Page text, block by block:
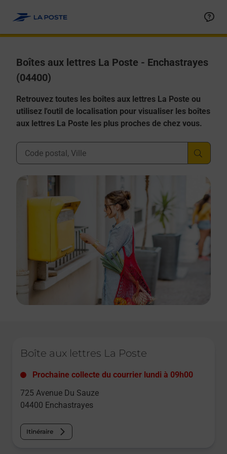
Boîtes aux lettres La Poste - Enchastrayes
(04400)
Retrouvez toutes les boîtes aux lettres La Poste ou
utilisez l'outil de localisation pour visualiser les boîtes
aux lettres La Poste les plus proches de chez vous.
Ville, Département, Code Postal
Boîte aux lettres La Poste
Prochaine collecte du courrier lundi à 09h00
725 Avenue Du Sauze
04400 Enchastrayes
Itinéraire